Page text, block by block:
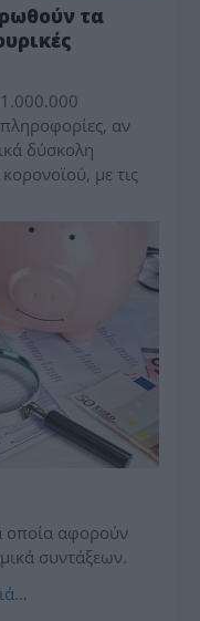
τα
αν
δύσκολη
με τις
οποία αφορούν
συντάξεων.